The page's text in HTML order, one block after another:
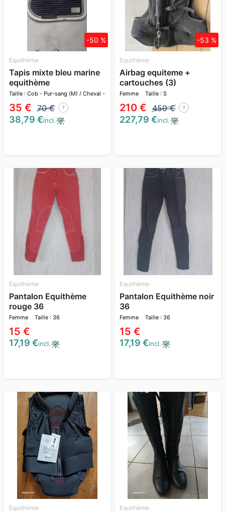
Equithème
Tapis mixte bleu marine
equithème
Taille : Cob - Pur-sang (M) / Cheval -
Full (L)
35 € 70 € ?
-50 %
38,79 €incl.
Equithème
Airbag equiteme +
cartouches (3)
Femme Taille : S
210 € 450 € ?
-53 %
227,79 €incl.
Equithème
Pantalon Equithème
rouge 36
Femme Taille : 36
15 €
17,19 €incl.
Equithème
Pantalon Equithème noir
36
Femme Taille : 36
15 €
17,19 €incl.
Equithème Equithème